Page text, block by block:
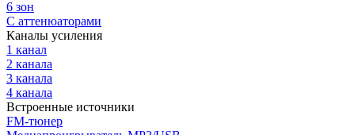
6 зон
С аттенюаторами
Каналы усиления
1 канал
2 канала
3 канала
4 канала
Встроенные источники
FM-тюнер